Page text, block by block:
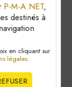
P-M-A.NET,
destinés à
en cliquant sur
légales.